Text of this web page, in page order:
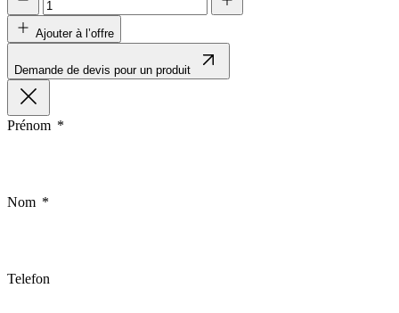
Ajouter à l’offre
Demande de devis pour un produit
Prénom
Nom
Telefon